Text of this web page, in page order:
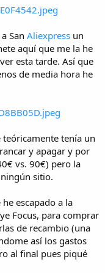
San Aliexpress un
aquí que me la he
esta tarde. Así que
de media hora he
tenía un
y apagar y por
vs. 90€) pero la
sitio.
escapado a la
Focus, para comprar
de recambio (una
así los gastos
al final pues piqué